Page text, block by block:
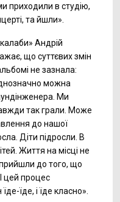
приходили в студію,
та йшли».
Андрій
що суттєвих змін
не зазнала:
можна
Ми
так грали. Може
до нашої
Діти підросли. В
Життя на місці не
до того, що
цей процес
їде, і їде класно».